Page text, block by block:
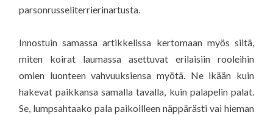
parsonrusseliterrierinartusta.
Innostuin samassa artikkelissa kertomaan myös siitä,
miten koirat laumassa asettuvat erilaisiin rooleihin
omien luonteen vahvuuksiensa myötä. Ne ikään kuin
hakevat paikkansa samalla tavalla, kuin palapelin palat.
Se, lumpsahtaako pala paikoilleen näppärästi vai hieman